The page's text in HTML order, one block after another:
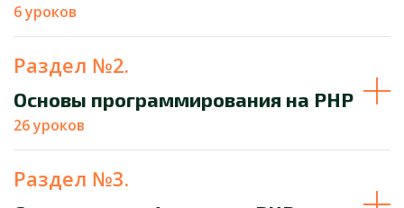
6 уроков
Раздел №2.
Основы программирования на PHP
26 уроков
Раздел №3.